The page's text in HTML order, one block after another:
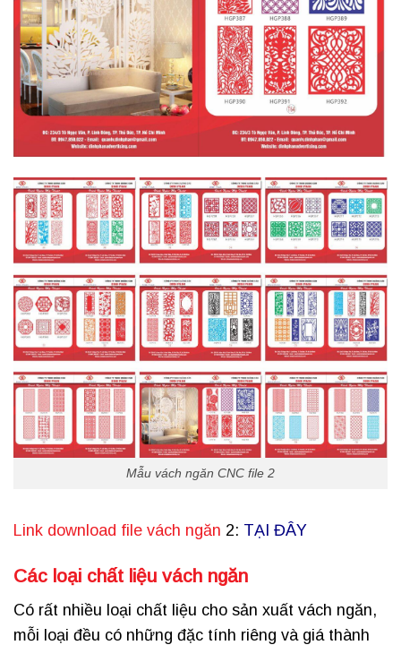
Mẫu vách ngăn CNC file 2
Link download file vách ngăn 2: TẠI ĐÂY
Các loại chất liệu vách ngăn
Có rất nhiều loại chất liệu cho sản xuất vách ngăn,
mỗi loại đều có những đặc tính riêng và giá thành